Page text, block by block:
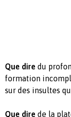
Que dire du
formation
sur des insultes
Que dire de la